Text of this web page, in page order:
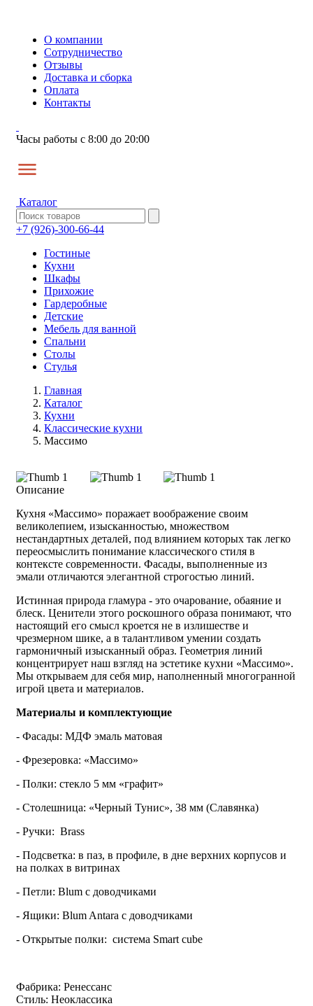
О компании
Сотрудничество
Отзывы
Доставка и сборка
Оплата
Контакты
Часы работы с 8:00 до 20:00
Каталог
+7 (926)-300-66-44
Гостиные
Кухни
Шкафы
Прихожие
Гардеробные
Детские
Мебель для ванной
Спальни
Столы
Стулья
Главная
Каталог
Кухни
Классические кухни
Массимо
Описание
Кухня «Массимо» поражает воображение своим
великолепием, изысканностью, множеством
нестандартных деталей, под влиянием которых так легко
переосмыслить понимание классического стиля в
контексте современности. Фасады, выполненные из
эмали отличаются элегантной строгостью линий.
Истинная природа гламура - это очарование, обаяние и
блеск. Ценители этого роскошного образа понимают, что
настоящий его смысл кроется не в излишестве и
чрезмерном шике, а в талантливом умении создать
гармоничный изысканный образ. Геометрия линий
концентрирует наш взгляд на эстетике кухни «Массимо».
Мы открываем для себя мир, наполненный многогранной
игрой цвета и материалов.
Материалы и комплектующие
- Фасады: МДФ эмаль матовая
- Фрезеровка: «Массимо»
- Полки: стекло 5 мм «графит»
- Столешница: «Черный Тунис», 38 мм (Славянка)
- Ручки: Brass
- Подсветка: в паз, в профиле, в дне верхних корпусов и
на полках в витринах
- Петли: Blum с доводчиками
- Ящики: Blum Antarа с доводчиками
- Открытые полки: система Smart cube
Фабрика: Ренессанс
Стиль: Неоклассика